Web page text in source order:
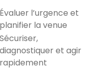
Évaluer l’urgence et
planifier la venue
Sécuriser,
diagnostiquer et agir
rapidement